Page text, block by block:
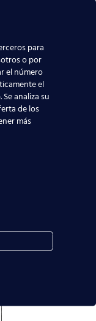
para
o por
el número
el
analiza su
de los
más